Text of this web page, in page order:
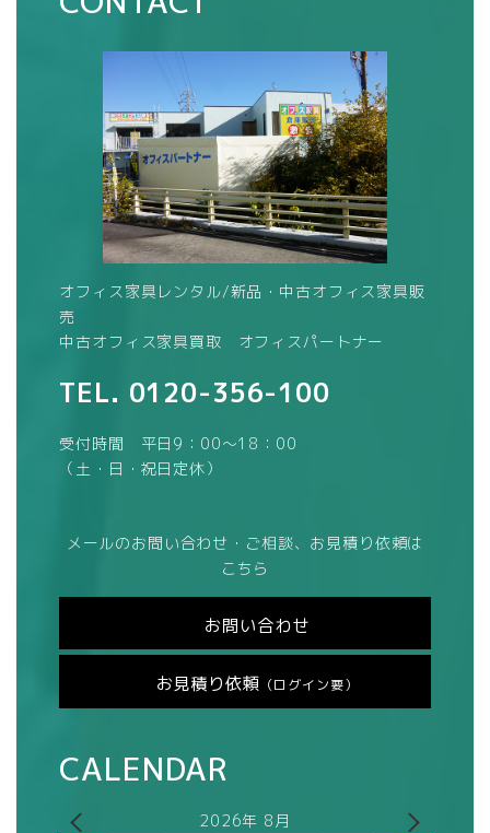
オフィス家具レンタル/新品・中古オフィス家具販
売
中古オフィス家具買取 オフィスパートナー
TEL. 0120-356-100
受付時間 平日9：00～18：00
（土・日・祝日定休）
メールのお問い合わせ・ご相談、お見積り依頼は
こちら
お問い合わせ
お見積り依頼 （ログイン要）
CALENDAR
2026年 8月